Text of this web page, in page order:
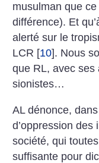
musulman que
différence). Et
alerté sur le
LCR [10]. Nous
que RL, avec ses
sionistes…
AL dénonce,
d’oppression
société, qui
suffisante pour